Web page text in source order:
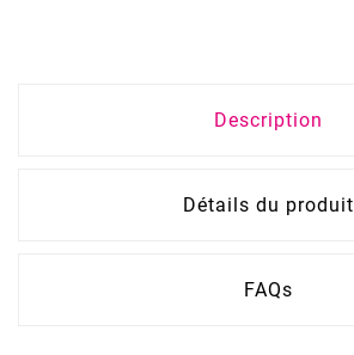
Description
Détails du produit
FAQs